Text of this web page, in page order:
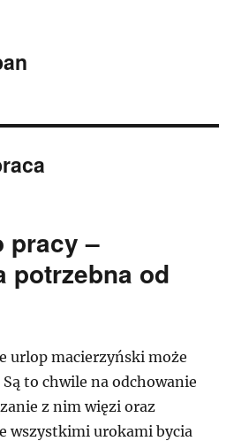
pracy –
potrzebna od
urlop macierzyński może
to chwile na odchowanie
z nim więzi oraz
wszystkimi urokami bycia